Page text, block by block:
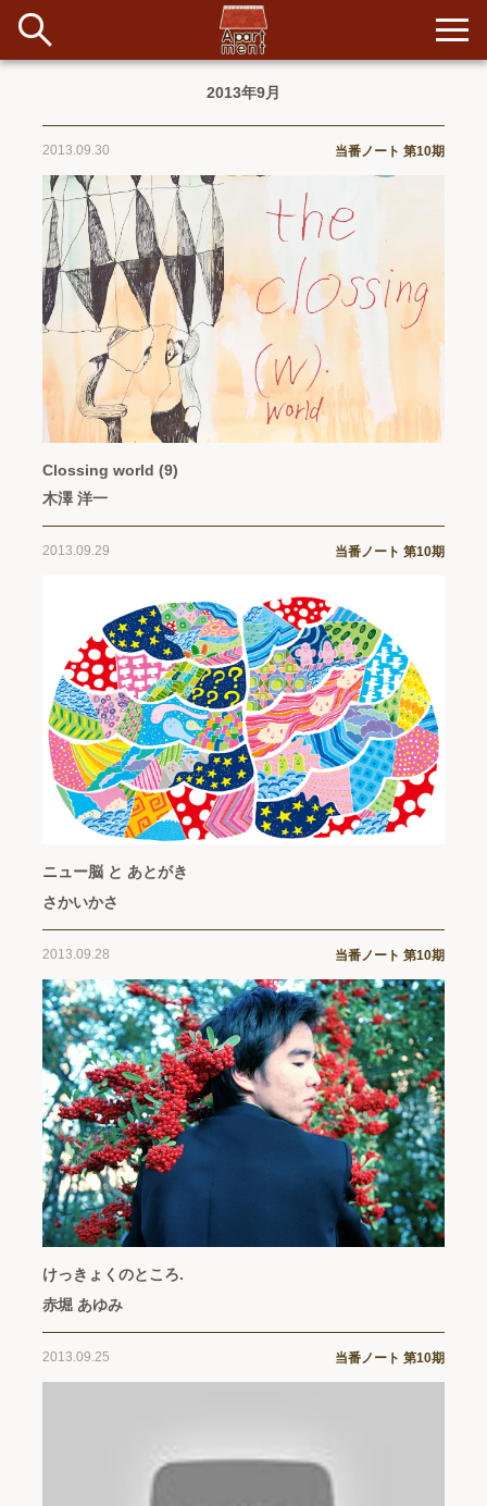
#イベント #インド #エッセイ #ボツ
#マルシェ
#旅
#日記 #暮らし #生活 #留学
イベント&ショップ
長期滞在者&more
アパートメントについて
当番ノート
新着
入居者一覧
2013年9月
2013.09.30 当番ノート 第10期
Clossing world (9)
木澤 洋一
2013.09.29 当番ノート 第10期
ニュー脳 と あとがき
さかいかさ
2013.09.28 当番ノート 第10期
けっきょくのところ.
赤堀 あゆみ
2013.09.25 当番ノート 第10期